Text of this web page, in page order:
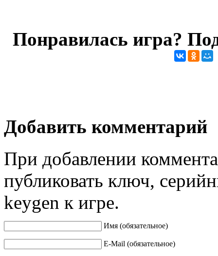
Понравилась игра?
Добавить комментарий
При добавлении
публиковать ключ,
keygen к игре.
Имя (обязательное)
E-Mail (обязательное)